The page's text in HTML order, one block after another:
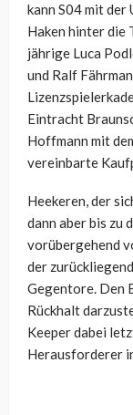
kann S04 mit
Haken hinter die
jährige Luca
und Ralf
Eintracht
Hoffmann mit
vereinbarte
Heekeren, der
dann aber bis zu
vorübergehend
der
Gegentore. Den
Rückhalt
Keeper dabei
Herausforderer